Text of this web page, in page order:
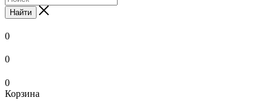
Найти
0
0
0
Корзина